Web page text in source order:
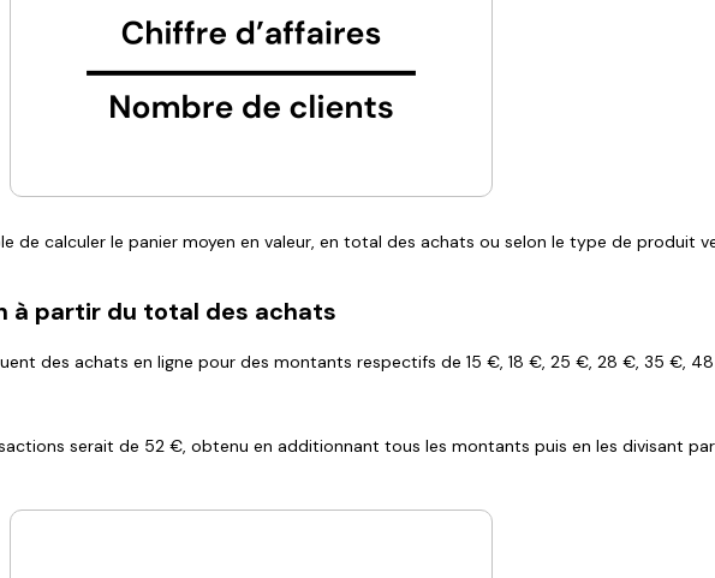
de calculer le panier moyen en valeur, en total des achats ou selon le type de produit
à partir du total des achats
des achats en ligne pour des montants respectifs de 15 €, 18 €, 25 €, 28 €, 35 €,
serait de 52 €, obtenu en additionnant tous les montants puis en les divisant